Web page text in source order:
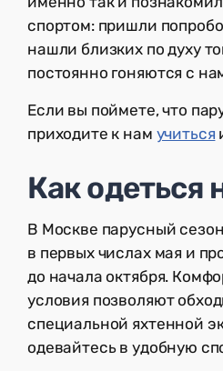
спортом: пришли
нашли близких по духу
постоянно гоняются с
Если вы поймете, что
приходите к нам учиться
Как одеться
В Москве парусный
в первых числах мая и
до начала октября.
условия позволяют
специальной яхтенной
одевайтесь в удобную